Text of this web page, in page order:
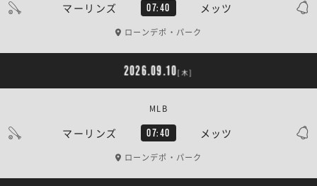
マーリンズ 07:40 メッツ
ローンデポ・パーク
2026.09.10[木]
マーリンズ 07:40 メッツ
MLB
ローンデポ・パーク